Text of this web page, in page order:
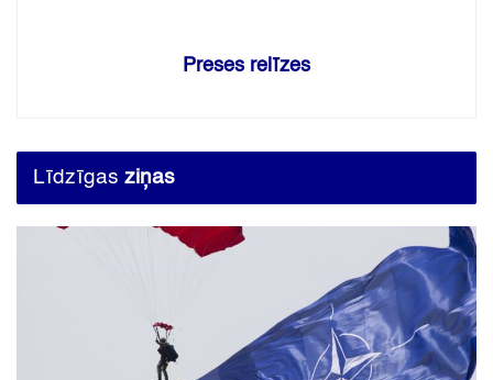
Preses relīzes
Līdzīgas ziņas